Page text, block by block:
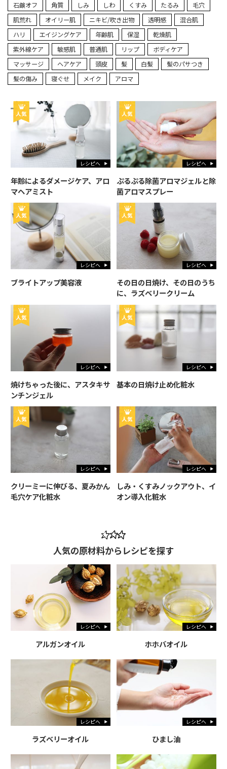
石鹸オフ 角質 しみ しわ くすみ たるみ
毛穴
肌荒れ
オイリー肌 ニキビ/吹き出物 透明感
混合肌
ハリ
エイジングケア 年齢肌 保湿
乾燥肌
紫外線ケア
敏感肌 普通肌 リップ
ボディケア
マッサージ
ヘアケア 頭皮 髪 白髪
髪のパサつき
髪の傷み
寝ぐせ メイク アロマ
レシピへ
年齢によるダメージケア、アロ
マヘアミスト
レシピへ
ぷるぷる除菌アロマジェルと除
菌アロマスプレー
レシピへ
ブライトアップ美容液
レシピへ
その日の日焼け、その日のうち
に、ラズベリークリーム
レシピへ
焼けちゃった後に、アスタキサ
ンチンジェル
レシピへ
基本の日焼け止め化粧水
レシピへ
クリーミーに伸びる、夏みかん
毛穴ケア化粧水
レシピへ
しみ・くすみノックアウト、イ
オン導入化粧水
人気の原材料からレシピを探す
レシピへ
アルガンオイル
レシピへ
ホホバオイル
レシピへ
ラズベリーオイル
レシピへ
ひまし油